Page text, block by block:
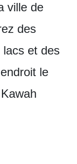
ville de
des
et des
le